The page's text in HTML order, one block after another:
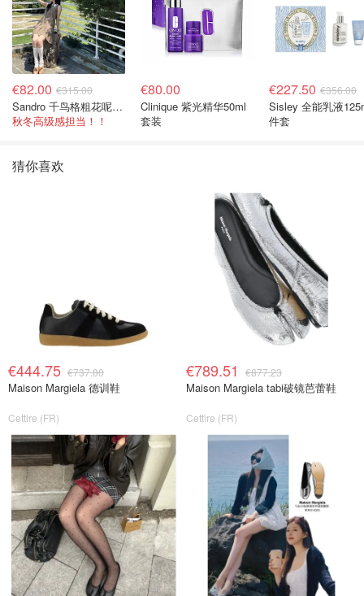
€82.00 €315.00
Sandro 千鸟格粗花呢连衣裙
秋冬高级感担当！！
€80.00
Clinique 紫光精华50ml
套装
€227.50 €356.00
Sisley 全能乳液
件套
猜你喜欢
€444.75 €737.80
Maison Margiela 德训鞋
Cettire (FR)
€789.51 €877.23
Maison Margiela tabi破镜芭蕾鞋
Cettire (FR)